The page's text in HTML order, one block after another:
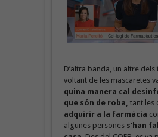
D’altra banda, un altre dels
voltant de les mascaretes
quina manera cal
que són de roba, tant les
adquirir a la farmàcia
algunes persones s’han